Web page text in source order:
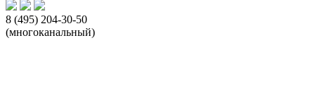
8 (495) 204-30-50
(многоканальный)